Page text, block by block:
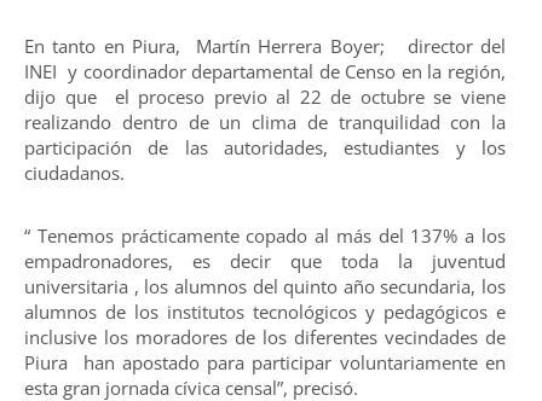
En tanto en Piura, Martín Herrera Boyer; director del
INEI y coordinador departamental de Censo en la región,
dijo que el proceso previo al 22 de octubre se viene
realizando dentro de un clima de tranquilidad con la
participación de las autoridades, estudiantes y los
ciudadanos.
“ Tenemos prácticamente copado al más del 137% a los
empadronadores, es decir que toda la juventud
universitaria , los alumnos del quinto año secundaria, los
alumnos de los institutos tecnológicos y pedagógicos e
inclusive los moradores de los diferentes vecindades de
Piura han apostado para participar voluntariamente en
esta gran jornada cívica censal”, precisó.